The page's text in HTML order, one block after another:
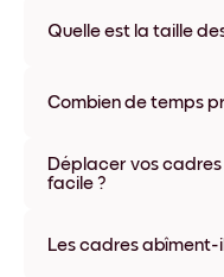
Quelle est la taille
Plusieurs matériaux et
Combien de temps
généralement une
certains pays. Un
Déplacer vos
facile ?
l'infini, sans abîmer vos
Les cadres abîment-